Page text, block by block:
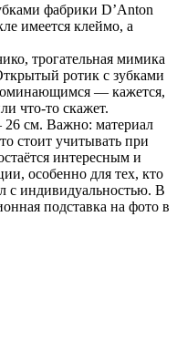
фабрики D’Anton
имеется клеймо, а
трогательная мимика
ротик с зубками
— кажется,
что-то скажет.
см. Важно: материал
стоит учитывать при
интересным и
особенно для тех, кто
с индивидуальностью. В
подставка на фото в